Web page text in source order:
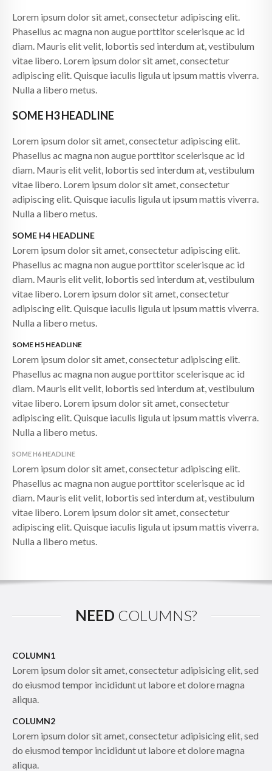
Lorem ipsum dolor sit amet, consectetur adipiscing elit.
Phasellus ac magna non augue porttitor scelerisque ac id
diam. Mauris elit velit, lobortis sed interdum at, vestibulum
vitae libero. Lorem ipsum dolor sit amet, consectetur
adipiscing elit. Quisque iaculis ligula ut ipsum mattis viverra.
Nulla a libero metus.
SOME H3 HEADLINE
Lorem ipsum dolor sit amet, consectetur adipiscing elit.
Phasellus ac magna non augue porttitor scelerisque ac id
diam. Mauris elit velit, lobortis sed interdum at, vestibulum
vitae libero. Lorem ipsum dolor sit amet, consectetur
adipiscing elit. Quisque iaculis ligula ut ipsum mattis viverra.
Nulla a libero metus.
SOME H4 HEADLINE
Lorem ipsum dolor sit amet, consectetur adipiscing elit.
Phasellus ac magna non augue porttitor scelerisque ac id
diam. Mauris elit velit, lobortis sed interdum at, vestibulum
vitae libero. Lorem ipsum dolor sit amet, consectetur
adipiscing elit. Quisque iaculis ligula ut ipsum mattis viverra.
Nulla a libero metus.
SOME H5 HEADLINE
Lorem ipsum dolor sit amet, consectetur adipiscing elit.
Phasellus ac magna non augue porttitor scelerisque ac id
diam. Mauris elit velit, lobortis sed interdum at, vestibulum
vitae libero. Lorem ipsum dolor sit amet, consectetur
adipiscing elit. Quisque iaculis ligula ut ipsum mattis viverra.
Nulla a libero metus.
SOME H6 HEADLINE
Lorem ipsum dolor sit amet, consectetur adipiscing elit.
Phasellus ac magna non augue porttitor scelerisque ac id
diam. Mauris elit velit, lobortis sed interdum at, vestibulum
vitae libero. Lorem ipsum dolor sit amet, consectetur
adipiscing elit. Quisque iaculis ligula ut ipsum mattis viverra.
Nulla a libero metus.
NEED COLUMNS?
COLUMN1
Lorem ipsum dolor sit amet, consectetur adipisicing elit, sed
do eiusmod tempor incididunt ut labore et dolore magna
aliqua.
COLUMN2
Lorem ipsum dolor sit amet, consectetur adipisicing elit, sed
do eiusmod tempor incididunt ut labore et dolore magna
aliqua.